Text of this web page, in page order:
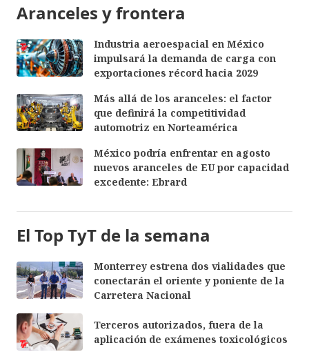
Aranceles y frontera
Industria aeroespacial en México
impulsará la demanda de carga con
exportaciones récord hacia 2029
Más allá de los aranceles: el factor
que definirá la competitividad
automotriz en Norteamérica
México podría enfrentar en agosto
nuevos aranceles de EU por capacidad
excedente: Ebrard
El Top TyT de la semana
Monterrey estrena dos vialidades que
conectarán el oriente y poniente de la
Carretera Nacional
Terceros autorizados, fuera de la
aplicación de exámenes toxicológicos